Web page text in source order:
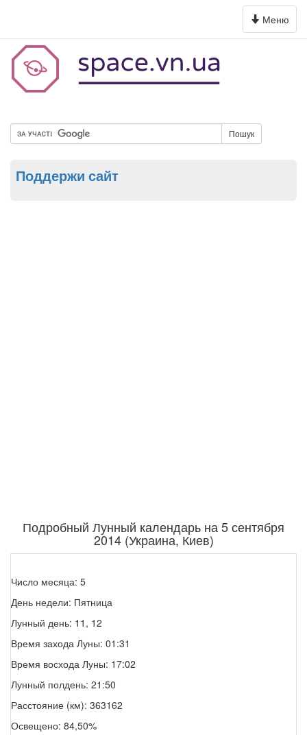
Toggle
navigation
Меню
Пошук
Поддержи сайт
Подробный Лунный календарь на 5 сентября
2014 (Украина, Киев)
Число месяца: 5
День недели: Пятница
Лунный день: 11, 12
Время захода Луны: 01:31
Время восхода Луны: 17:02
Лунный полдень: 21:50
Расстояние (км): 363162
Освещено: 84,50%